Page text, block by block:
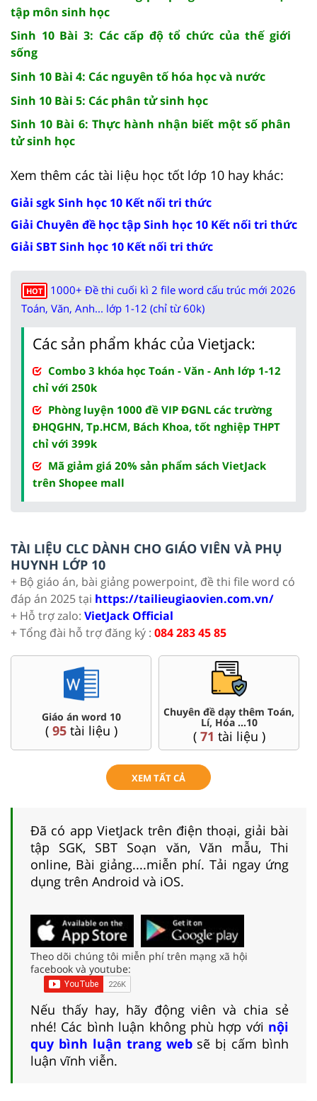
tập môn sinh học
Sinh 10 Bài 3: Các cấp độ tổ chức của thế giới
sống
Sinh 10 Bài 4: Các nguyên tố hóa học và nước
Sinh 10 Bài 5: Các phân tử sinh học
Sinh 10 Bài 6: Thực hành nhận biết một số phân
tử sinh học
Xem thêm các tài liệu học tốt lớp 10 hay khác:
Giải sgk Sinh học 10 Kết nối tri thức
Giải Chuyên đề học tập Sinh học 10 Kết nối tri thức
Giải SBT Sinh học 10 Kết nối tri thức
HOT
1000+ Đề thi cuối kì 2 file word cấu trúc mới 2026
Toán, Văn, Anh... lớp 1-12 (chỉ từ 60k)
Các sản phẩm khác của Vietjack:
Combo 3 khóa học Toán - Văn - Anh lớp 1-12
chỉ với 250k
Phòng luyện 1000 đề VIP ĐGNL các trường
ĐHQGHN, Tp.HCM, Bách Khoa, tốt nghiệp THPT
chỉ với 399k
Mã giảm giá 20% sản phẩm sách VietJack
trên Shopee mall
TÀI LIỆU CLC DÀNH CHO GIÁO VIÊN VÀ PHỤ
HUYNH LỚP 10
+ Bộ giáo án, bài giảng powerpoint, đề thi file word có
đáp án 2025 tại https://tailieugiaovien.com.vn/
+ Hỗ trợ zalo: VietJack Official
+ Tổng đài hỗ trợ đăng ký : 084 283 45 85
Giáo án word 10
95 tài liệu )
Chuyên đề dạy thêm Toán,
Lí, Hóa ...10
71 tài liệu )
XEM TẤT CẢ
Đã có app VietJack trên điện thoại, giải bài
tập SGK, SBT Soạn văn, Văn mẫu, Thi
online, Bài giảng....miễn phí. Tải ngay ứng
dụng trên Android và iOS.
Theo dõi chúng tôi miễn phí trên mạng xã hội
facebook và youtube:
Nếu thấy hay, hãy động viên và chia sẻ
nhé! Các bình luận không phù hợp với nội
quy bình luận trang websẽ bị cấm bình
luận vĩnh viễn.